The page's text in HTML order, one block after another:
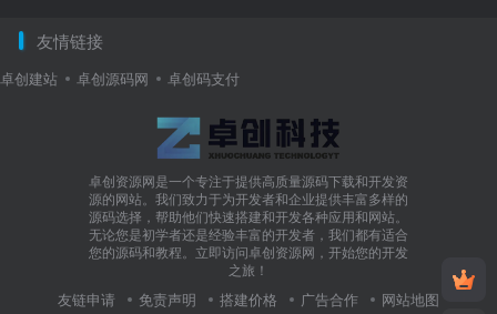
友情链接
卓创建站 卓创源码网 卓创码支付
卓创资源网是一个专注于提供高质量源码下载和开发资
源的网站。我们致力于为开发者和企业提供丰富多样的
源码选择，帮助他们快速搭建和开发各种应用和网站。
无论您是初学者还是经验丰富的开发者，我们都有适合
您的源码和教程。立即访问卓创资源网，开始您的开发
之旅！
友链申请 免责声明 搭建价格 广告合作 网站地图